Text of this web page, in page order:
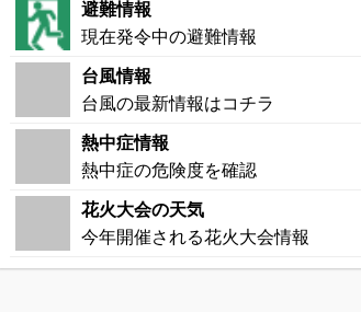
避難情報
現在発令中の避難情報
台風情報
台風の最新情報はコチラ
熱中症情報
熱中症の危険度を確認
花火大会の天気
今年開催される花火大会情報